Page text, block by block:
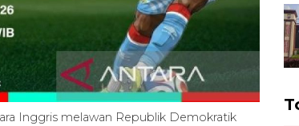
Inggris melawan Republik Demokratik